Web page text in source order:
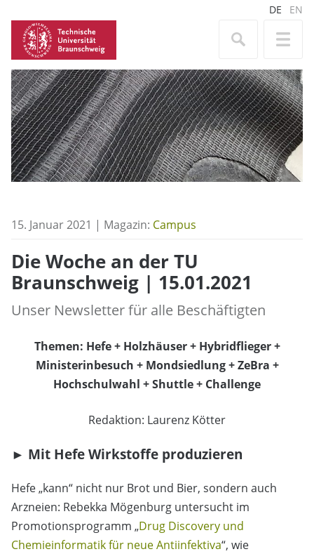
DE EN
15. Januar 2021 | Magazin: Campus
Die Woche an der TU
Braunschweig | 15.01.2021
Unser Newsletter für alle Beschäftigten
Themen: Hefe + Holzhäuser + Hybridflieger +
Ministerinbesuch + Mondsiedlung + ZeBra +
Hochschulwahl + Shuttle + Challenge
Redaktion: Laurenz Kötter
► Mit Hefe Wirkstoffe produzieren
Hefe „kann“ nicht nur Brot und Bier, sondern auch
Arzneien: Rebekka Mögenburg untersucht im
Promotionsprogramm „Drug Discovery und
Chemieinformatik für neue Antiinfektiva“, wie